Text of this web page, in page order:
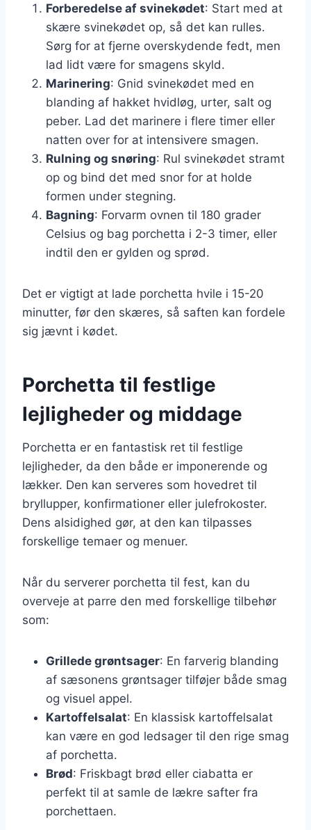
Forberedelse af svinekødet: Start med at
skære svinekødet op, så det kan rulles.
Sørg for at fjerne overskydende fedt, men
lad lidt være for smagens skyld.
Marinering: Gnid svinekødet med en
blanding af hakket hvidløg, urter, salt og
peber. Lad det marinere i flere timer eller
natten over for at intensivere smagen.
Rulning og snøring: Rul svinekødet stramt
op og bind det med snor for at holde
formen under stegning.
Bagning: Forvarm ovnen til 180 grader
Celsius og bag porchetta i 2-3 timer, eller
indtil den er gylden og sprød.
Det er vigtigt at lade porchetta hvile i 15-20
minutter, før den skæres, så saften kan fordele
sig jævnt i kødet.
Porchetta til festlige
lejligheder og middage
Porchetta er en fantastisk ret til festlige
lejligheder, da den både er imponerende og
lækker. Den kan serveres som hovedret til
bryllupper, konfirmationer eller julefrokoster.
Dens alsidighed gør, at den kan tilpasses
forskellige temaer og menuer.
Når du serverer porchetta til fest, kan du
overveje at parre den med forskellige tilbehør
som:
Grillede grøntsager: En farverig blanding
af sæsonens grøntsager tilføjer både smag
og visuel appel.
Kartoffelsalat: En klassisk kartoffelsalat
kan være en god ledsager til den rige smag
af porchetta.
Brød: Friskbagt brød eller ciabatta er
perfekt til at samle de lækre safter fra
porchettaen.